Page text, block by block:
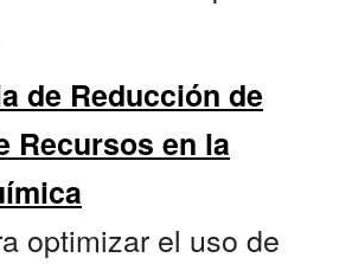
de Reducción de
Recursos en la
optimizar el uso de